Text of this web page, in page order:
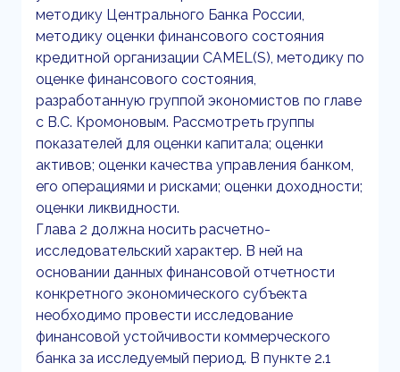
методику Центрального Банка России,
методику оценки финансового состояния
кредитной организации CAMEL(S), методику по
оценке финансового состояния,
разработанную группой экономистов по главе
с В.С. Кромоновым. Рассмотреть группы
показателей для оценки капитала; оценки
активов; оценки качества управления банком,
его операциями и рисками; оценки доходности;
оценки ликвидности.
Глава 2 должна носить расчетно-
исследовательский характер. В ней на
основании данных финансовой отчетности
конкретного экономического субъекта
необходимо провести исследование
финансовой устойчивости коммерческого
банка за исследуемый период. В пункте 2.1